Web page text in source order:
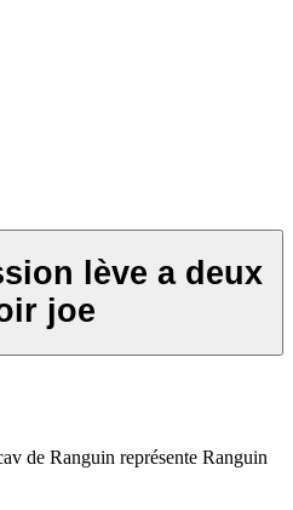
lève a deux
joe
de Ranguin représente Ranguin